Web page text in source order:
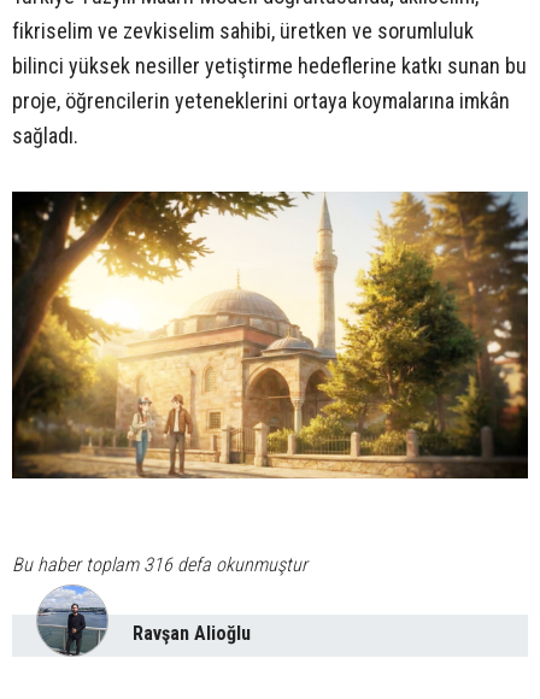
fikriselim ve zevkiselim sahibi, üretken ve sorumluluk
bilinci yüksek nesiller yetiştirme hedeflerine katkı sunan bu
proje, öğrencilerin yeteneklerini ortaya koymalarına imkân
sağladı.
Bu haber toplam 316 defa okunmuştur
Ravşan Alioğlu